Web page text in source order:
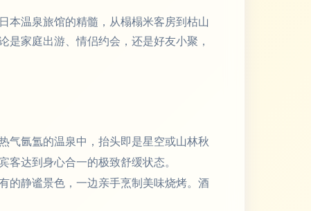
本温泉旅馆的精髓，从榻榻米客房到枯山
家庭出游、情侣约会，还是好友小聚，
气氤氲的温泉中，抬头即是星空或山林秋
达到身心合一的极致舒缓状态。
的静谧景色，一边亲手烹制美味烧烤。酒